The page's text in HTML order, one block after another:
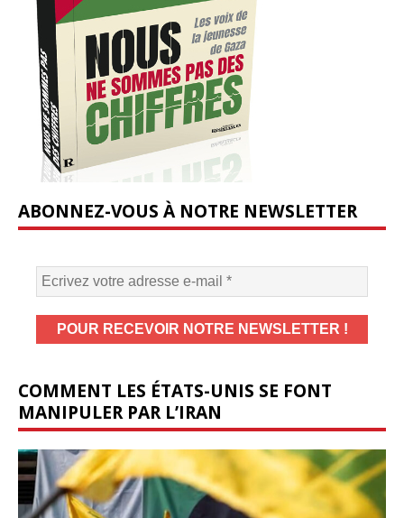
ABONNEZ-VOUS À NOTRE NEWSLETTER
COMMENT LES ÉTATS-UNIS SE FONT
MANIPULER PAR L’IRAN